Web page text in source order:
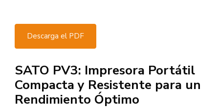
Descarga el PDF
SATO PV3: Impresora Portátil
Compacta y Resistente para un
Rendimiento Óptimo